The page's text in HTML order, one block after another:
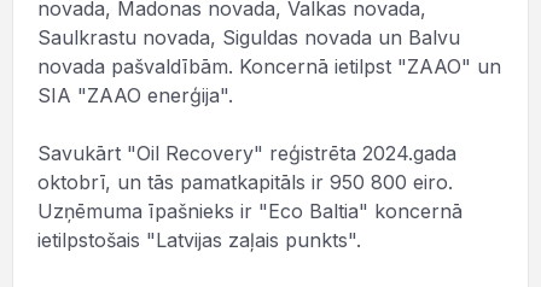
novada, Madonas novada, Valkas novada,
Saulkrastu novada, Siguldas novada un Balvu
novada pašvaldībām. Koncernā ietilpst "ZAAO" un
SIA "ZAAO enerģija".
Savukārt "Oil Recovery" reģistrēta 2024.gada
oktobrī, un tās pamatkapitāls ir 950 800 eiro.
Uzņēmuma īpašnieks ir "Eco Baltia" koncernā
ietilpstošais "Latvijas zaļais punkts".